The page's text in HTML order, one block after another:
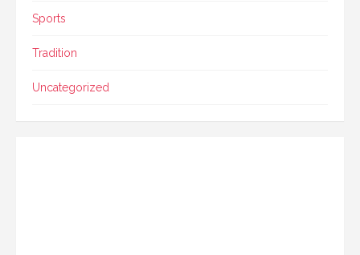
Sports
Tradition
Uncategorized